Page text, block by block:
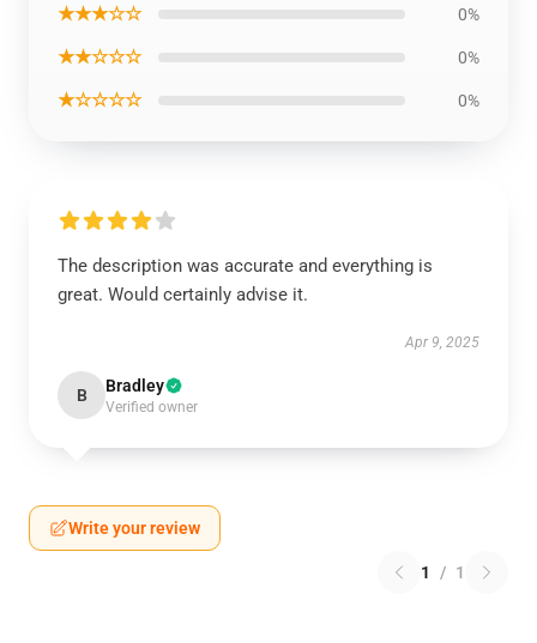
★★★☆☆ 0%
★★☆☆☆ 0%
★☆☆☆☆ 0%
The description was accurate and everything is
great. Would certainly advise it.
Apr 9, 2025
B Bradley
Verified owner
Write your review
1 / 1